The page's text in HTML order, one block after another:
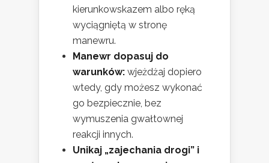
kierunkowskazem albo ręką
wyciągniętą w stronę
manewru.
Manewr dopasuj do
warunków: wjeżdżaj dopiero
wtedy, gdy możesz wykonać
go bezpiecznie, bez
wymuszenia gwałtownej
reakcji innych.
Unikaj „zajechania drogi” i